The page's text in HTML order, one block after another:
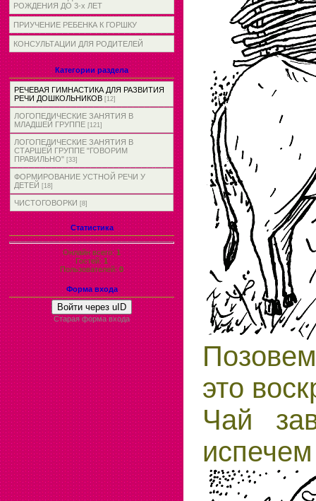
РОЖДЕНИЯ ДО 3-х ЛЕТ
ПРИУЧЕНИЕ РЕБЕНКА К ГОРШКУ
КОНСУЛЬТАЦИИ ДЛЯ РОДИТЕЛЕЙ
Категории раздела
РЕЧЕВАЯ ГИМНАСТИКА ДЛЯ РАЗВИТИЯ
РЕЧИ ДОШКОЛЬНИКОВ [12]
ЛОГОПЕДИЧЕСКИЕ ЗАНЯТИЯ В
МЛАДШЕЙ ГРУППЕ [121]
ЛОГОПЕДИЧЕСКИЕ ЗАНЯТИЯ В
СТАРШЕЙ ГРУППЕ "ГОВОРИМ
ПРАВИЛЬНО" [33]
ФОРМИРОВАНИЕ УСТНОЙ РЕЧИ У
ДЕТЕЙ [18]
ЧИСТОГОВОРКИ [8]
Статистика
Онлайн всего:1
Гостей:1
Пользователей:0
Форма входа
Войти через uID
Старая форма входа
это
Чай